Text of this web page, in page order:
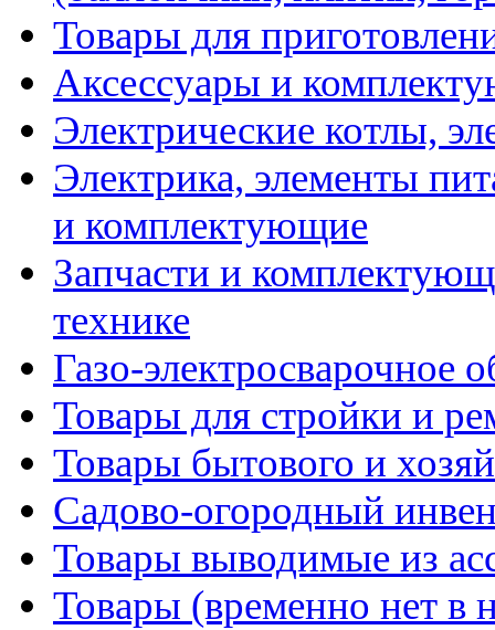
Товары для
Аксессуары и
Электрические котлы,
Электрика, элементы
и комплектующие
Запчасти и
технике
Газо-электросварочное
Товары для стройки и
Товары бытового и
Садово-огородный
Товары выводимые из
Товары (временно нет в